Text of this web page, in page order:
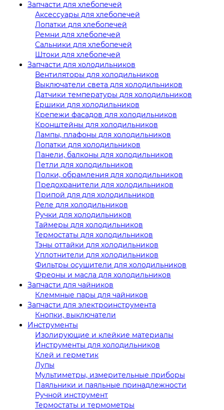
Запчасти для хлебопечей
Аксессуары для хлебопечей
Лопатки для хлебопечей
Ремни для хлебопечей
Сальники для хлебопечей
Штоки для хлебопечей
Запчасти для холодильников
Вентиляторы для холодильников
Выключатели света для холодильников
Датчики температуры для холодильников
Ершики для холодильников
Крепежи фасадов для холодильников
Кронштейны для холодильников
Лампы, плафоны для холодильников
Лопатки для холодильников
Панели, балконы для холодильников
Петли для холодильников
Полки, обрамления для холодильников
Предохранители для холодильников
Припой для для холодильников
Реле для холодильников
Ручки для холодильников
Таймеры для холодильников
Термостаты для холодильников
Тэны оттайки для холодильников
Уплотнители для холодильников
Фильтры осушители для холодильников
Фреоны и масла для холодильников
Запчасти для чайников
Клеммные пары для чайников
Запчасти для электроинструмента
Кнопки, выключатели
Инструменты
Изолирующие и клейкие материалы
Инструменты для холодильников
Клей и герметик
Лупы
Мультиметры, измерительные приборы
Паяльники и паяльные принадлежности
Ручной инструмент
Термостаты и термометры